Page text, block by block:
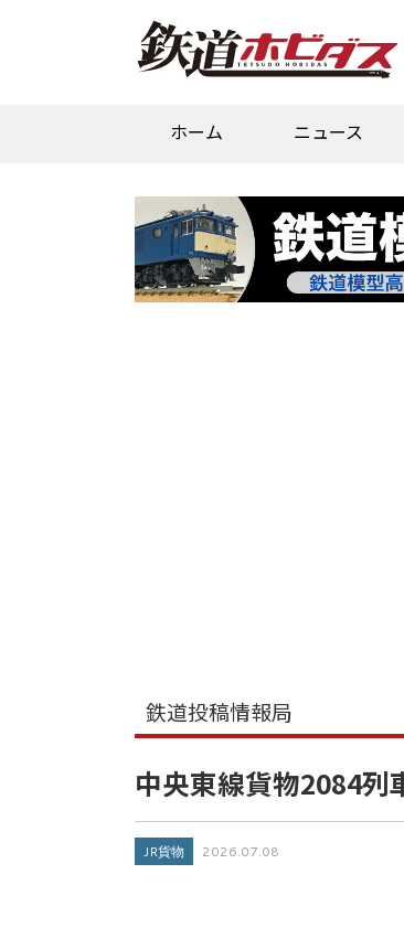
ホーム ニュース
鉄道投稿情報局
中央東線貨物2084列
JR貨物 2026.07.08